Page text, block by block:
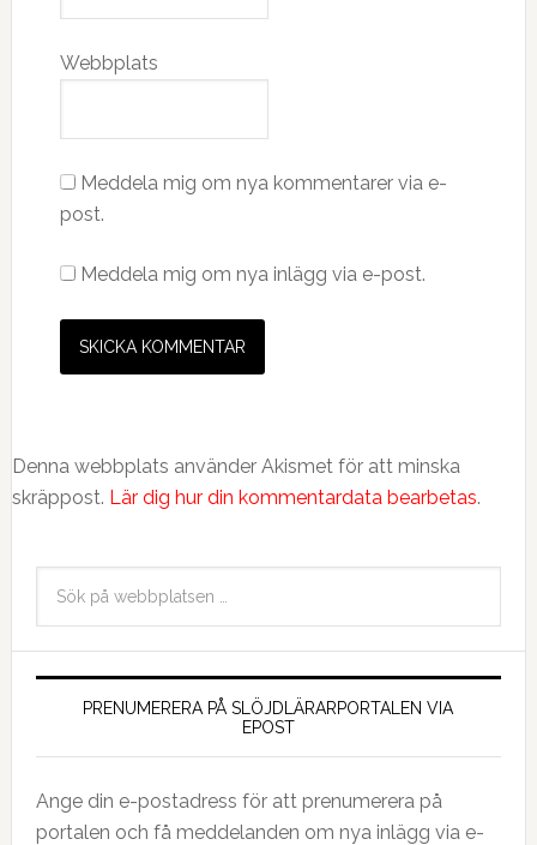
Webbplats
Meddela mig om nya kommentarer via e-
post.
Meddela mig om nya inlägg via e-post.
Denna webbplats använder Akismet för att minska
skräppost. Lär dig hur din kommentardata bearbetas.
PRENUMERERA PÅ SLÖJDLÄRARPORTALEN VIA
EPOST
Ange din e-postadress för att prenumerera på
portalen och få meddelanden om nya inlägg via e-